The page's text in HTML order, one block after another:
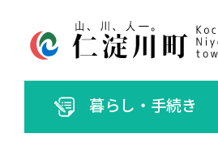
暮らし・手続き